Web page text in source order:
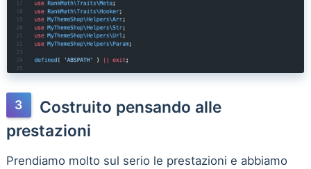
Costruito pensando alle
prestazioni
Prendiamo molto sul serio le prestazioni e abbiamo